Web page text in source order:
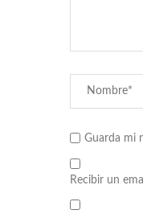
Guarda mi
Recibir un